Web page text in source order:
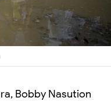
Bobby Nasution